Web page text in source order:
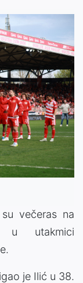
večeras na
u utakmici
je Ilić u 38.